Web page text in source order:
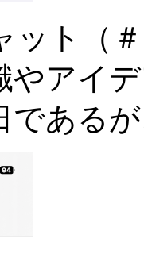
ット（
やアイ
である